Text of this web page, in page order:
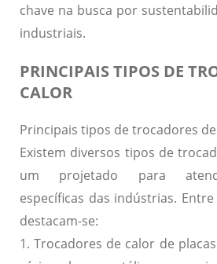
chave na busca por
industriais.
PRINCIPAIS TIPOS DE
CALOR
Principais tipos de trocadores
Existem diversos tipos de
um projetado para
específicas das indústrias.
destacam-se:
1.Trocadores de calor de